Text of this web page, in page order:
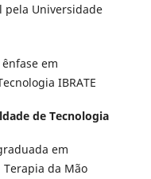
pela Universidade
em
IBRATE
de Tecnologia
em
da Mão